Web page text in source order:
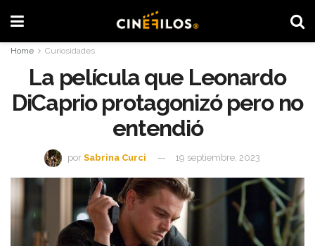
Home Curiosidades
La película que Leonardo
DiCaprio protagonizó pero no
entendió
por Sabrina Curci 19 septiembre, 2023